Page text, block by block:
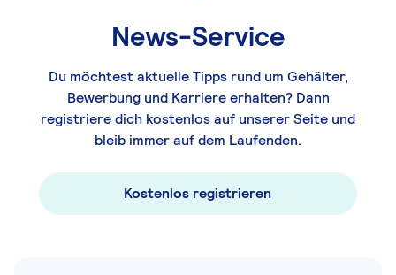
News-Service
Du möchtest aktuelle Tipps rund um Gehälter,
Bewerbung und Karriere erhalten? Dann
registriere dich kostenlos auf unserer Seite und
bleib immer auf dem Laufenden.
Kostenlos registrieren